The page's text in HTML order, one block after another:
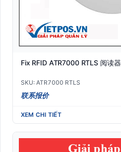
Fix RFID ATR7000 RTLS 阅读器
SKU: ATR7000 RTLS
联系报价
XEM CHI TIẾT